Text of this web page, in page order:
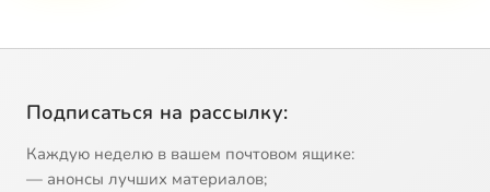
Подписаться на рассылку:
Каждую неделю в вашем почтовом ящике:
— анонсы лучших материалов;